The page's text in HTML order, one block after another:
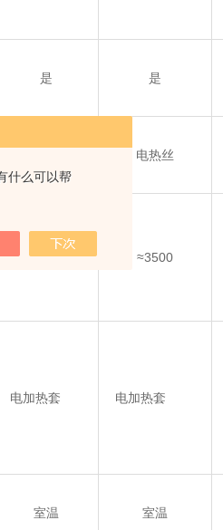
什么可以帮
是 是
电热丝
≈3350 ≈3500
电加热套 电加热套
室温
室温